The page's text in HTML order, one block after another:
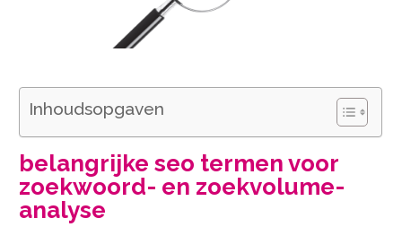
Inhoudsopgaven
belangrijke seo termen voor
zoekwoord- en zoekvolume-
analyse